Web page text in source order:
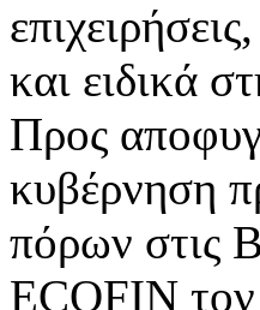
και ειδικά
Προς
κυβέρνηση
πόρων στις
ΕCOFIN τον